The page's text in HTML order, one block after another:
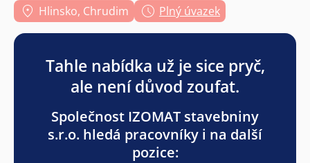
Hlinsko, Chrudim Plný úvazek
Tahle nabídka už je sice pryč,
ale není důvod zoufat.
Společnost IZOMAT stavebniny
s.r.o. hledá pracovníky i na další
pozice: